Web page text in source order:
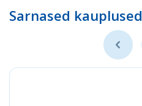
Sarnased kauplused